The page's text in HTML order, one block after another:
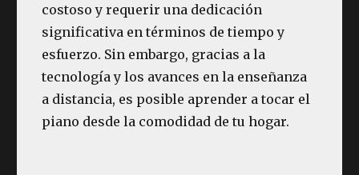
la
guitarra
(desde
nuestro
punto
de
vista)
costoso y requerir una dedicación
significativa en términos de tiempo y
esfuerzo. Sin embargo, gracias a la
tecnología y los avances en la enseñanza
a distancia, es posible aprender a tocar el
piano desde la comodidad de tu hogar.